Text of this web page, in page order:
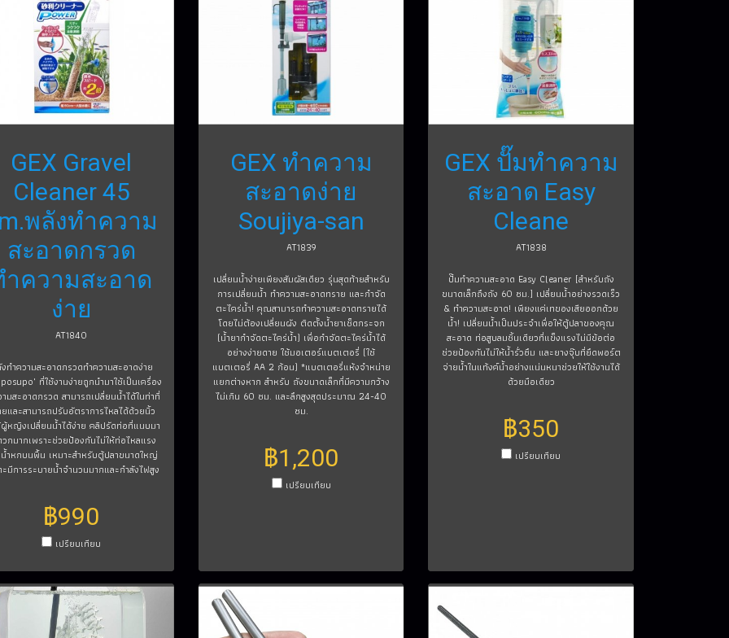
GEX Gravel
Cleaner 45
พลังทำความ
สะอาดกรวด
ความสะอาด
ง่าย
AT1840
ทำความสะอาดกรวดทำความสะอาดง่าย
ที่ใช้งานง่ายถูกนำมาใช้เป็นเครื่อง
มสะอาดกรวด สามารถเปลี่ยนน้ำได้ในท่าที่
และสามารถปรับอัตราการไหลได้ด้วยนิ้ว
ผู้หญิงเปลี่ยนน้ำได้ง่าย คลิปรัดท่อที่แนบมา
กมากเพราะช่วยป้องกันไม่ให้ท่อไหลแรง
ำหกบนพื้น เหมาะสำหรับตู้ปลาขนาดใหญ่
ะมีการระบายน้ำจำนวนมากและกำลังไฟสูง
฿990
เปรียบเทียบ
GEX ทำความ
สะอาดง่าย
Soujiya-san
AT1839
เปลี่ยนน้ำง่ายเพียงสัมผัสเดียว รุ่นสุดท้ายสำหรับ
การเปลี่ยนน้ำ ทำความสะอาดทราย และกำจัด
ตะไคร่น้ำ! คุณสามารถทำความสะอาดทรายได้
โดยไม่ต้องเปลี่ยนผัง ติดตั้งน้ำยาเช็ดกระจก
(น้ำยากำจัดตะไคร่น้ำ) เพื่อกำจัดตะไคร่น้ำได้
อย่างง่ายดาย ใช้มอเตอร์แบตเตอรี่ (ใช้
แบตเตอรี่ AA 2 ก้อน) *แบตเตอรี่แห้งจำหน่าย
แยกต่างหาก สำหรับ ถังขนาดเล็กที่มีความกว้าง
ไม่เกิน 60 ซม. และลึกสูงสุดประมาณ 24-40
ซม.
฿1,200
เปรียบเทียบ
GEX ปั๊มทำความ
สะอาด Easy
Cleane
AT1838
ปั๊มทำความสะอาด Easy Cleaner [สำหรับถัง
ขนาดเล็กถึงถัง 60 ซม.] เปลี่ยนน้ำอย่างรวดเร็ว
& ทำความสะอาด! เพียงแค่เทของเสียออกด้วย
น้ำ! เปลี่ยนน้ำเป็นประจำเพื่อให้ตู้ปลาของคุณ
สะอาด ท่อสูบลมชิ้นเดียวที่แข็งแรงไม่มีข้อต่อ
ช่วยป้องกันไม่ให้น้ำรั่วซึม และยางจุ๊บที่ยึดพอร์ต
จ่ายน้ำในแท้งค์น้ำอย่างแน่นหนาช่วยให้ใช้งานได้
ด้วยมือเดียว
฿350
เปรียบเทียบ